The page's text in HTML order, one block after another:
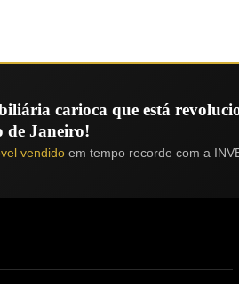
carioca que está
de Janeiro!
vendido em tempo recorde com a